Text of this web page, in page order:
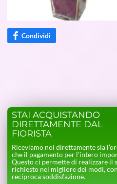
Condividi
STAI ACQUISTANDO
DIRETTAMENTE DAL
FIORISTA
Riceviamo noi direttamente sia
che il pagamento per l’intero
Questo ci permette di realizzare il
richiesto nel migliore dei modi, con
reciproca soddisfazione.